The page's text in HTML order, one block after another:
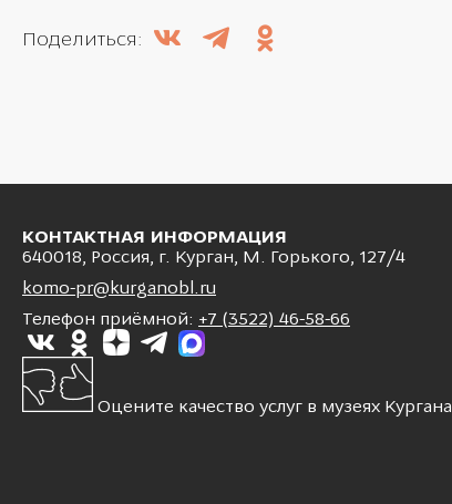
Поделиться:
КОНТАКТНАЯ ИНФОРМАЦИЯ
640018, Россия, г. Курган, М. Горького, 127/4
komo-pr@kurganobl.ru
Телефон приёмной: +7 (3522) 46-58-66
Оцените качество услуг в музеях Кургана